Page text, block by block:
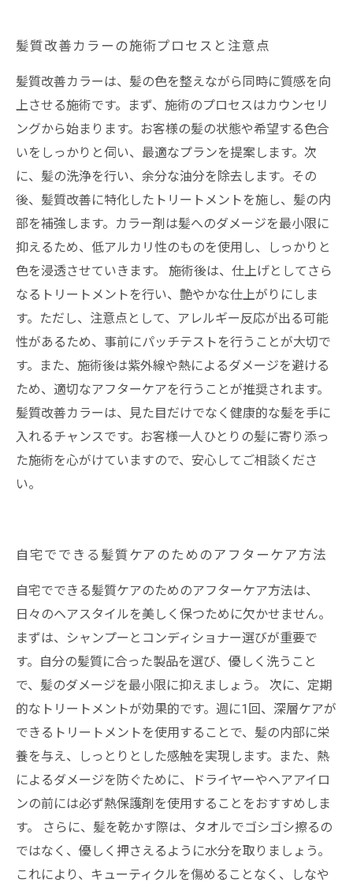
髪質改善カラーの施術プロセスと注意点
髪質改善カラーは、髪の色を整えながら同時に質感を向
上させる施術です。まず、施術のプロセスはカウンセリ
ングから始まります。お客様の髪の状態や希望する色合
いをしっかりと伺い、最適なプランを提案します。次
に、髪の洗浄を行い、余分な油分を除去します。その
後、髪質改善に特化したトリートメントを施し、髪の内
部を補強します。カラー剤は髪へのダメージを最小限に
抑えるため、低アルカリ性のものを使用し、しっかりと
色を浸透させていきます。 施術後は、仕上げとしてさら
なるトリートメントを行い、艶やかな仕上がりにしま
す。ただし、注意点として、アレルギー反応が出る可能
性があるため、事前にパッチテストを行うことが大切で
す。また、施術後は紫外線や熱によるダメージを避ける
ため、適切なアフターケアを行うことが推奨されます。
髪質改善カラーは、見た目だけでなく健康的な髪を手に
入れるチャンスです。お客様一人ひとりの髪に寄り添っ
た施術を心がけていますので、安心してご相談くださ
い。
自宅でできる髪質ケアのためのアフターケア方法
自宅でできる髪質ケアのためのアフターケア方法は、
日々のヘアスタイルを美しく保つために欠かせません。
まずは、シャンプーとコンディショナー選びが重要で
す。自分の髪質に合った製品を選び、優しく洗うこと
で、髪のダメージを最小限に抑えましょう。 次に、定期
的なトリートメントが効果的です。週に1回、深層ケアが
できるトリートメントを使用することで、髪の内部に栄
養を与え、しっとりとした感触を実現します。また、熱
によるダメージを防ぐために、ドライヤーやヘアアイロ
ンの前には必ず熱保護剤を使用することをおすすめしま
す。 さらに、髪を乾かす際は、タオルでゴシゴシ擦るの
ではなく、優しく押さえるように水分を取りましょう。
これにより、キューティクルを傷めることなく、しなや